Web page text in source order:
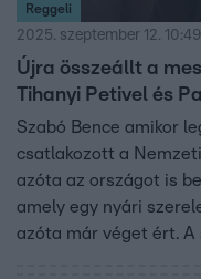
Reggeli
2025. szeptember 12. 10:49
Újra összeállt a
Tihanyi Petivel és
Szabó Bence amikor
csatlakozott a
azóta az országot is
amely egy nyári
azóta már véget ért. A